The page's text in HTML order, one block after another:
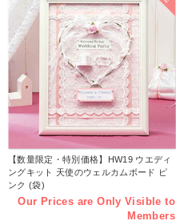
【数量限定・特別価格】HW19 ウエディ
ングキット 天使のウェルカムボード ピ
ンク (袋)
Our Prices are Only Visible to
Members